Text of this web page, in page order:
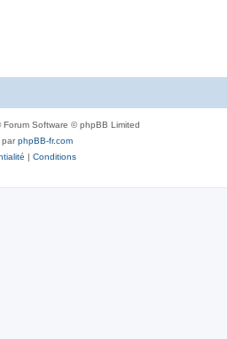
Forum Software © phpBB Limited
parphpBB-fr.com
| Conditions